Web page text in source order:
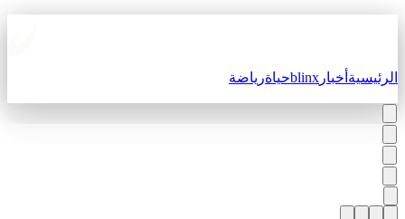
الرئيسيةأخبارblinxحياةرياضة